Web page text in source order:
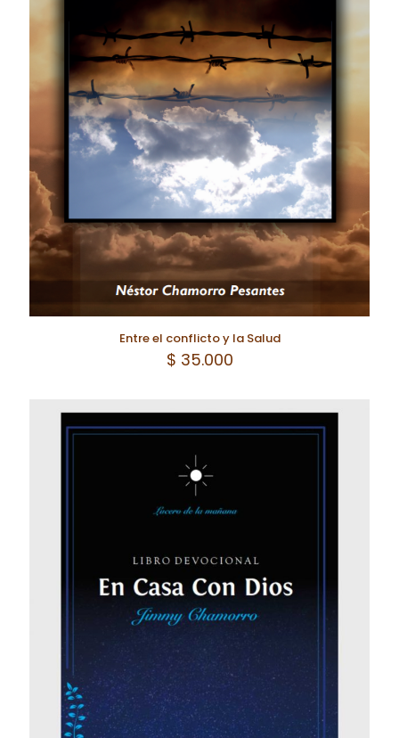
Entre el conflicto y la Salud
$ 35.000